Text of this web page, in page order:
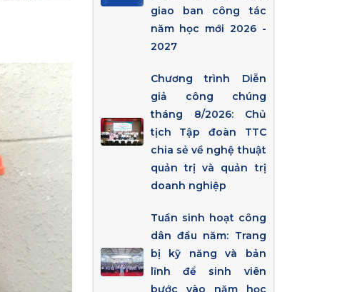
giao ban công tác
năm học mới 2026 -
2027
Chương trình Diễn
giả công chúng
tháng 8/2026: Chủ
tịch Tập đoàn TTC
chia sẻ về nghệ thuật
quản trị và quản trị
doanh nghiệp
Tuần sinh hoạt công
dân đầu năm: Trang
bị kỹ năng và bản
lĩnh để sinh viên
bước vào năm học